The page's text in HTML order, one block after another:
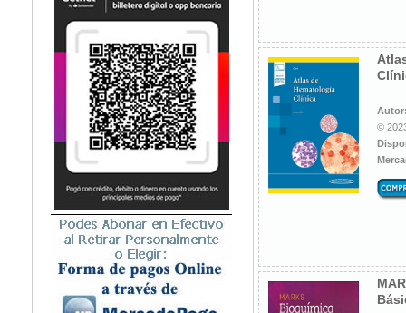
Homeopatía
Infectología
Inmunología
Instrumentación Quirurgica
Medicina del Deporte / Rehabilitación
Medicina Emergencias / Urgencias
Medicina Forense / Legal
Medicina General
Medicina Interna
Microbiología
Nefrología
Neonatología / Pediatría
Neumología
Neuroanatomía / Neurociencia
©